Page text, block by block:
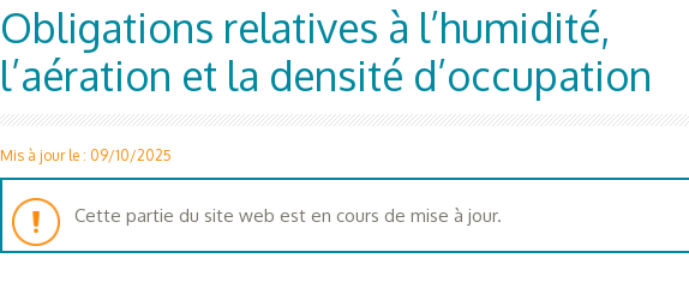
Obligations relatives à l’humidité,
l’aération et la densité d’occupation
Mis à jour le : 09/10/2025
Cette partie du site web est en cours de mise à jour.